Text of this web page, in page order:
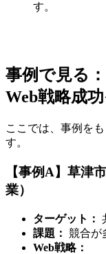
す。
事例で見る
Web戦略成
ここでは、事例を
す。
【事例A】草津
業）
ターゲット：
課題： 競合が
Web戦略：